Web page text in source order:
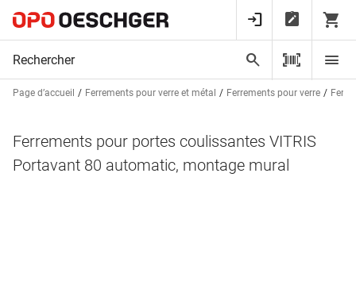
Page d’accueil Ferrements pour verre et métal Ferrements pour verre
Ferrements pour portes coulissantes VITRIS
Portavant 80 automatic, montage mural